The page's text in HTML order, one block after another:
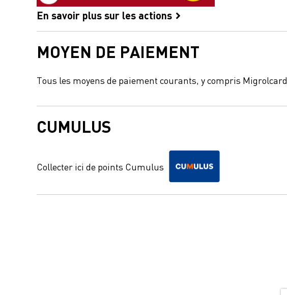
En savoir plus sur les actions
MOYEN DE PAIEMENT
Tous les moyens de paiement courants, y compris Migrolcard
CUMULUS
Collecter ici de points Cumulus